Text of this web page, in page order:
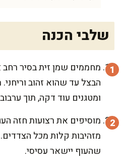
שלבי הכנה
מחממים שמן זית בסיר רחב
הבצל עד שהוא זהוב
ומטגנים עוד דקה, תוך
מוסיפים את רצועות חזה
מזהיבות קלות מכל
שהעוף יישאר עסיסי.